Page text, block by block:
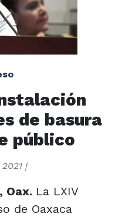
de basura
público
|
Oax. La LXIV
de Oaxaca